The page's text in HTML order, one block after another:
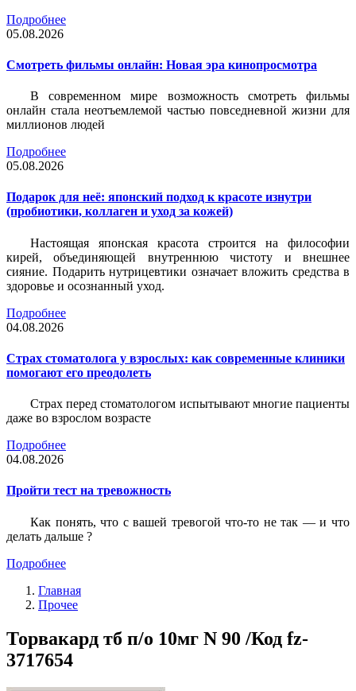
Подробнее
05.08.2026
Смотреть фильмы онлайн: Новая эра кинопросмотра
В современном мире возможность смотреть фильмы
онлайн стала неотъемлемой частью повседневной жизни для
миллионов людей
Подробнее
05.08.2026
Подарок для неё: японский подход к красоте изнутри
(пробиотики, коллаген и уход за кожей)
Настоящая японская красота строится на философии
кирей, объединяющей внутреннюю чистоту и внешнее
сияние. Подарить нутрицевтики означает вложить средства в
здоровье и осознанный уход.
Подробнее
04.08.2026
Страх стоматолога у взрослых: как современные клиники
помогают его преодолеть
Страх перед стоматологом испытывают многие пациенты
даже во взрослом возрасте
Подробнее
04.08.2026
Пройти тест на тревожность
Как понять, что с вашей тревогой что-то не так — и что
делать дальше ?
Подробнее
Главная
Прочее
Торвакард тб п/о 10мг N 90 /Код fz-
3717654